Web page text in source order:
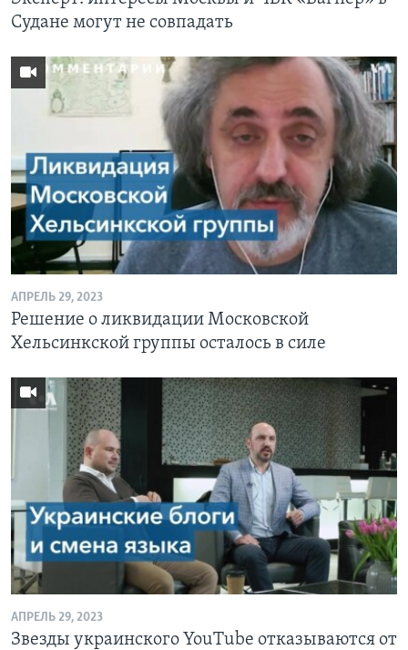
Судане могут не совпадать
АПРЕЛЬ 29, 2023
Решение о ликвидации Московской
Хельсинкской группы осталось в силе
АПРЕЛЬ 29, 2023
Звезды украинского YouTube отказываются от